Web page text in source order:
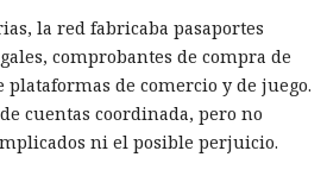
de mando.
más de 4 millones de
en 30 días. Se detectó
mando en aproximadamente el
la red fabricaba pasaportes
comprobantes de compra de
plataformas de comercio y de juego.
cuentas coordinada, pero no
ni el posible perjuicio.